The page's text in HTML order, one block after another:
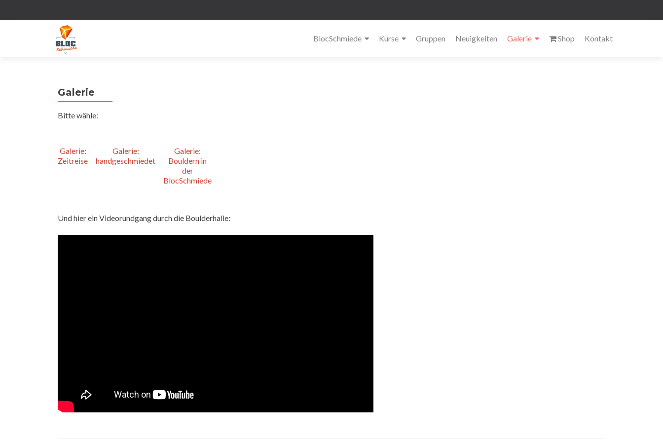
BlocSchmiede Kurse Gruppen Neuigkeiten Galerie Shop Kontakt
Galerie
Bitte wähle:
Galerie:
Zeitreise
Galerie:
handgeschmiedet
Galerie:
Bouldern in
der
BlocSchmiede
Und hier ein Videorundgang durch die Boulderhalle: